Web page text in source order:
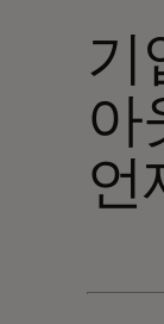
기
아
언